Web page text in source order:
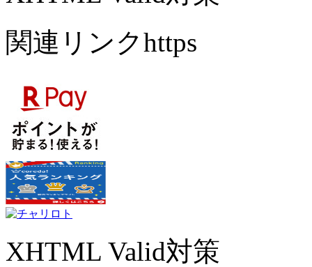
関連リンクhttps
XHTML Valid対策